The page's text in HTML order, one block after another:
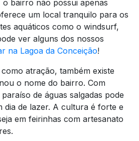
bairro não possui apenas
um local tranquilo para os
aquáticos como o windsurf,
ver alguns dos nossos
na Lagoa da Conceição!
atração, também existe
o nome do bairro. Com
de águas salgadas pode
dia de lazer. A cultura é forte e
em feirinhas com artesanato